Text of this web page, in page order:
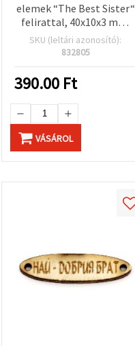
elemek “The Best Sister“
felirattal, 40x10x3 mm,
furat: 2 mm, 10 db
SKU (leltári azonosító):
832805
390.00 Ft
VÁSÁROL